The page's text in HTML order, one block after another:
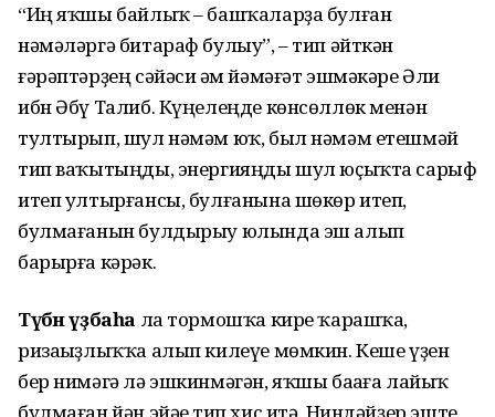
“Иң яҡшы байлыҡ – башҡаларҙа булған
нәмәләргә битараф булыу”, – тип әйткән
ғәрәптәрҙең сәйәси һәм йәмәғәт эшмәкәре Әли
ибн Әбү Талиб. Күңелеңде көнсөллөк менән
тултырып, шул нәмәм юҡ, был нәмәм етешмәй
тип ваҡытыңды, энергияңды шул юҫыҡта сарыф
итеп ултырғансы, булғанына шөкөр итеп,
булмағанын булдырыу юлында эш алып
барырға кәрәк.
Түбән үҙбаһа ла тормошҡа кире ҡарашҡа,
ризаһыҙлыҡҡа алып килеүе мөмкин. Кеше үҙен
бер нимәгә лә эшкинмәгән, яҡшы баһаға лайыҡ